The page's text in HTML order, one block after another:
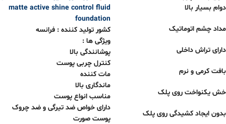
دوام بسیار بالا
مداد چشم اتوماتیک
دارای تراش داخلی
بافت کرمی و نرم
خش یکنواخت روی پلک
بدون ایجاد کشیدگی روی پلک
matte active shine control fluid
foundation
کشور تولید کننده : فرانسه
ویژگی ها :
پوشانندگی بالا
کنترل چربی پوست
مات کننده
ماندگاری بالا
مناسب انواع پوست
دارای خواص ضد تیرگی و ضد چروک
پوست صورت